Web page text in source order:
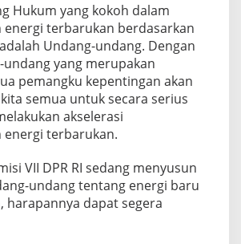
Hukum yang kokoh dalam
energi terbarukan berdasarkan
Undang-undang. Dengan
yang merupakan
pemangku kepentingan akan
semua untuk secara serius
akselerasi
energi terbarukan.
VII DPR RI sedang menyusun
undang tentang energi baru
harapannya dapat segera